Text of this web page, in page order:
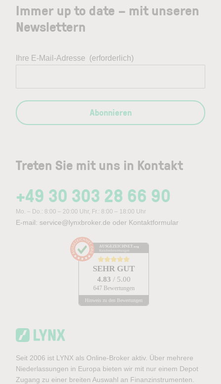
Treten Sie mit uns in Kontakt
+49 30 303 28 66 90
Mo. – Do.: 8:00 – 20:00 Uhr, Fr.: 8:00 – 18:00 Uhr
E-mail: service@lynxbroker.de oder Kontaktformular
AUSGEZEICHNET .org
Kundenbewertungen
SEHR GUT
4.83 / 5.00
647 Bewertungen
Hinweis zu den Bewertungen
Immer up to date – mit unseren
Newslettern
Ihre E-Mail-Adresse (erforderlich)
Abonnieren
Seit 2006 ist LYNX als Online-Broker aktiv. Über mehrere
Niederlassungen in Europa bieten wir mit nur einem Depot
Zugang zu einer breiten Auswahl an Finanzinstrumenten.